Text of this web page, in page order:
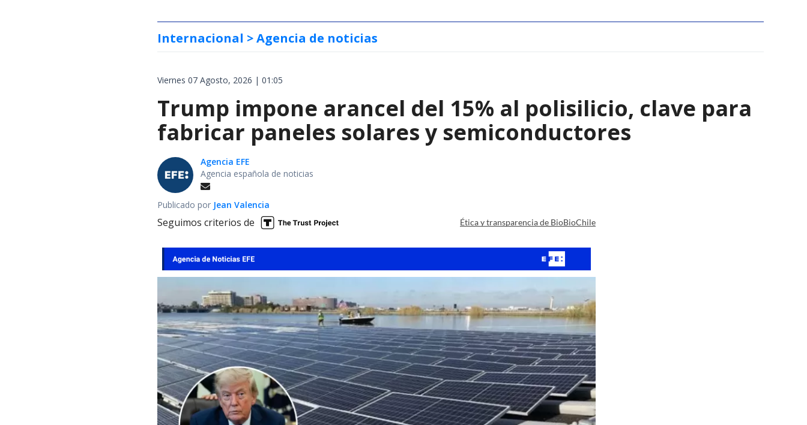
Internacional > Agencia de noticias
Viernes 07 Agosto, 2026 | 01:05
Trump impone arancel del 15% al polisilicio, clave para
fabricar paneles solares y semiconductores
Agencia EFE
Agencia española de noticias
Publicado por Jean Valencia
Seguimos criterios de Ética y transparencia de BioBioChile